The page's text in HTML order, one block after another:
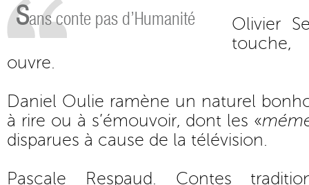
Sans conte pas d’Humanité
Olivier
ouvre.
Daniel Oulie ramène un naturel
à rire ou à s’émouvoir, dont les «
disparues à cause de la télévision.
Pascale Respaud. Contes